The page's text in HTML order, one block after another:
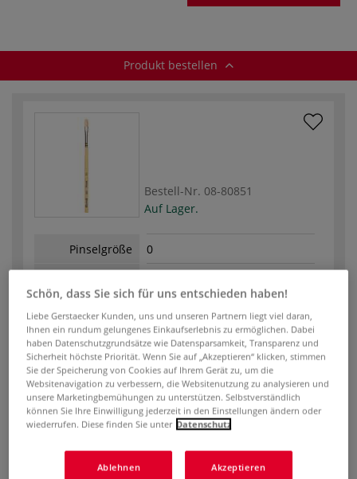
Produkt bestellen
Bestell-Nr. 08-80851
Auf Lager.
Pinselgröße
0
(mm)
5,00
4,75 €
- +
Schön, dass Sie sich für uns entschieden haben!
Liebe Gerstaecker Kunden, uns und unseren Partnern liegt viel daran,
Ihnen ein rundum gelungenes Einkaufserlebnis zu ermöglichen. Dabei
haben Datenschutzgrundsätze wie Datensparsamkeit, Transparenz und
Sicherheit höchste Priorität. Wenn Sie auf „Akzeptieren“ klicken, stimmen
Sie der Speicherung von Cookies auf Ihrem Gerät zu, um die
Websitenavigation zu verbessern, die Websitenutzung zu analysieren und
unsere Marketingbemühungen zu unterstützen. Selbstverständlich
können Sie Ihre Einwilligung jederzeit in den Einstellungen ändern oder
wiederrufen. Diese finden Sie unter Datenschutz
Ablehnen Akzeptieren